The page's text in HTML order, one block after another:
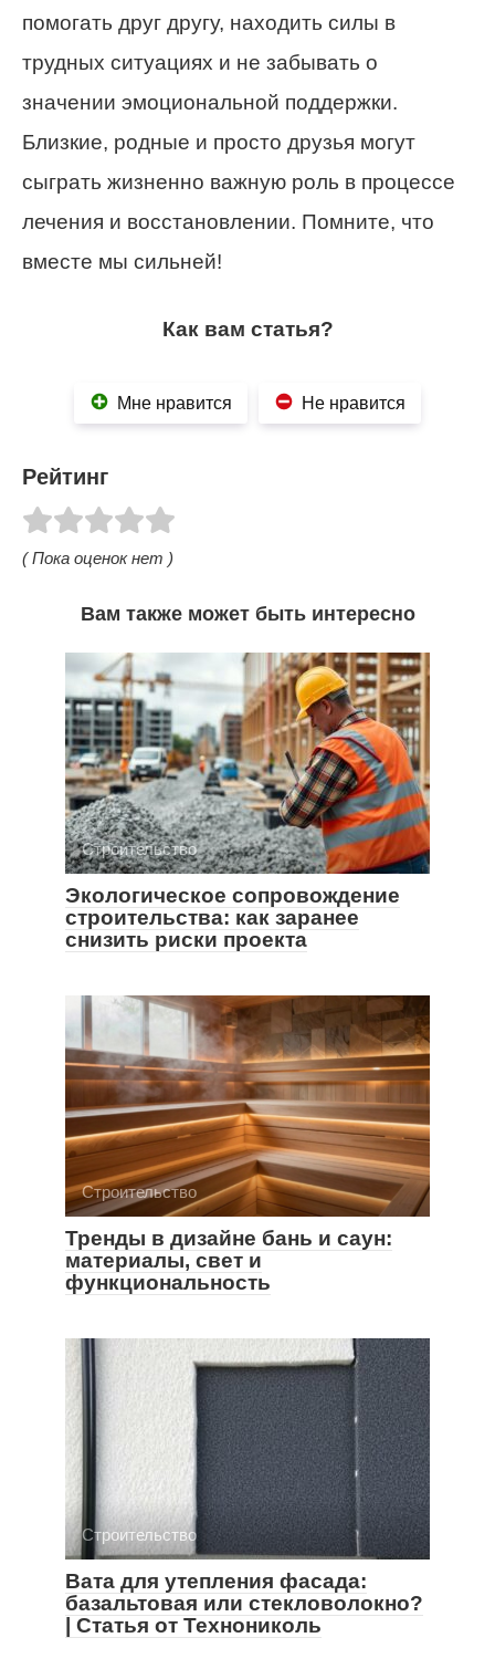
помогать друг другу, находить силы в
трудных ситуациях и не забывать о
значении эмоциональной поддержки.
Близкие, родные и просто друзья могут
сыграть жизненно важную роль в процессе
лечения и восстановлении. Помните, что
вместе мы сильней!
Как вам статья?
Мне нравится Не нравится
Рейтинг
( Пока оценок нет )
Вам также может быть интересно
Строительство
Экологическое сопровождение
строительства: как заранее
снизить риски проекта
Строительство
Тренды в дизайне бань и саун:
материалы, свет и
функциональность
Строительство
Вата для утепления фасада:
базальтовая или стекловолокно?
| Статья от Технониколь